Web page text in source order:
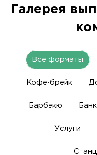
Галерея
Все форматы
Кофе-брейк
Барбекю
Услуги